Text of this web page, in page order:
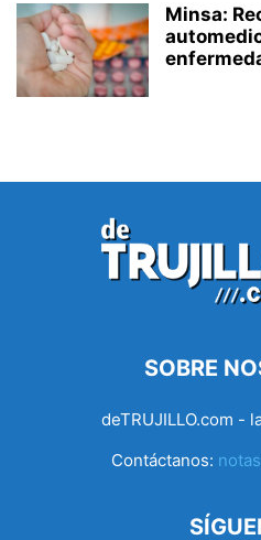
Minsa:
SOBRE
deTRUJILLO.com -
Contáctanos: